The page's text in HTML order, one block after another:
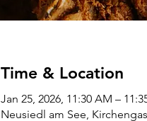
Time & Location
Jan 25, 2026, 11:30 AM –
Neusiedl am See,